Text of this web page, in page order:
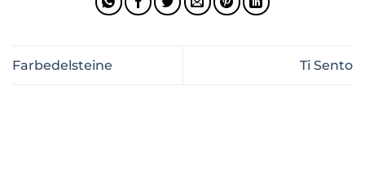
Farbedelsteine Ti Sento